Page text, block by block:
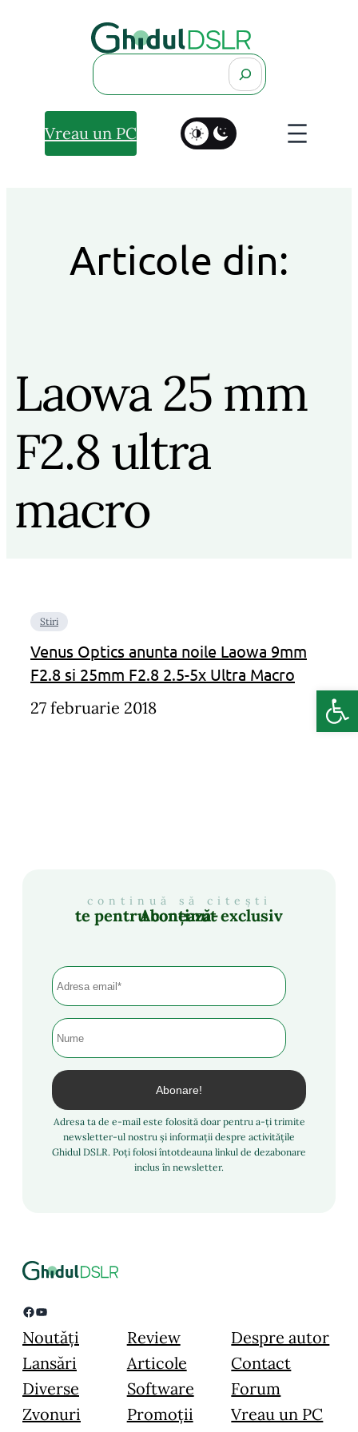
Search
Vreau un PC
Articole din:
Laowa 25 mm
F2.8 ultra
macro
Stiri
Venus Optics anunta noile Laowa 9mm
F2.8 si 25mm F2.8 2.5-5x Ultra Macro
27 februarie 2018
continuă să citești
Abonează-te pentru conținut exclusiv
Adresa ta de e-mail este folosită doar pentru a-ți trimite
newsletter-ul nostru și informații despre activitățile
Ghidul DSLR. Poți folosi întotdeauna linkul de dezabonare
inclus în newsletter.
Facebook YouTube
Noutăți
Lansări
Diverse
Zvonuri
Review
Articole
Software
Promoții
Despre autor
Contact
Forum
Vreau un PC